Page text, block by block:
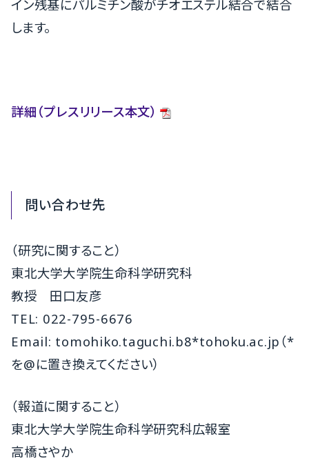
イン残基にパルミチン酸がチオエステル結合で結合
します。
詳細（プレスリリース本文）
問い合わせ先
（研究に関すること）
東北大学大学院生命科学研究科
教授 田口友彦
TEL: 022-795-6676
Email: tomohiko.taguchi.b8*tohoku.ac.jp（*
を@に置き換えてください）
（報道に関すること）
東北大学大学院生命科学研究科広報室
高橋さやか